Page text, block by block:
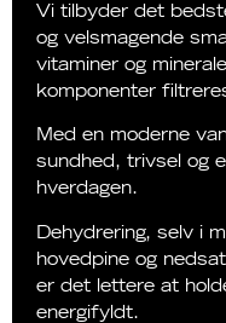
Vi tilbyder det
og velsmagende
vitaminer og
komponenter
Med en moderne
sundhed, trivsel og
hverdagen.
Dehydrering, selv i
hovedpine og
er det lettere at
energifyldt.